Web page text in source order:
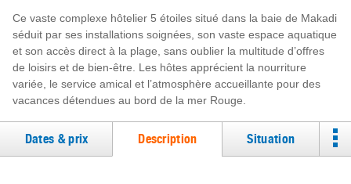
Ce vaste complexe hôtelier 5 étoiles situé dans la baie de Makadi
séduit par ses installations soignées, son vaste espace aquatique
et son accès direct à la plage, sans oublier la multitude d’offres
de loisirs et de bien-être. Les hôtes apprécient la nourriture
variée, le service amical et l’atmosphère accueillante pour des
vacances détendues au bord de la mer Rouge.
Dates & prix Description Situation